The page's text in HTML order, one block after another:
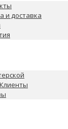
и доставка